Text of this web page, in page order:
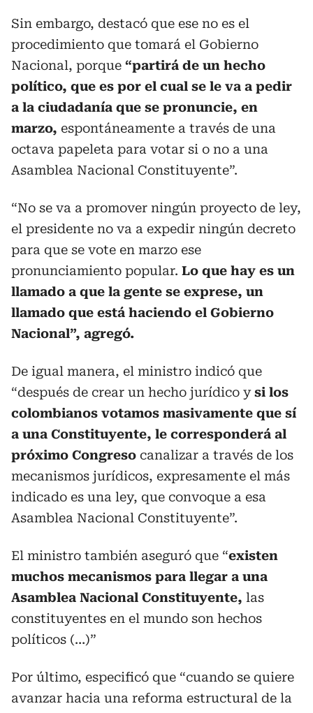
Sin embargo, destacó que ese no es el
procedimiento que tomará el Gobierno
Nacional, porque “partirá de un hecho
político, que es por el cual se le va a pedir
a la ciudadanía que se pronuncie, en
marzo, espontáneamente a través de una
octava papeleta para votar si o no a una
Asamblea Nacional Constituyente”.
“No se va a promover ningún proyecto de ley,
el presidente no va a expedir ningún decreto
para que se vote en marzo ese
pronunciamiento popular. Lo que hay es un
llamado a que la gente se exprese, un
llamado que está haciendo el Gobierno
Nacional”, agregó.
De igual manera, el ministro indicó que
“después de crear un hecho jurídico ysi los
colombianos votamos masivamente que sí
a una Constituyente, le corresponderá al
próximo Congreso canalizar a través de los
mecanismos jurídicos, expresamente el más
indicado es una ley, que convoque a esa
Asamblea Nacional Constituyente”.
El ministro también aseguró que “existen
muchos mecanismos para llegar a una
Asamblea Nacional Constituyente, las
constituyentes en el mundo son hechos
políticos (…)”
Por último, especificó que “cuando se quiere
avanzar hacia una reforma estructural de la